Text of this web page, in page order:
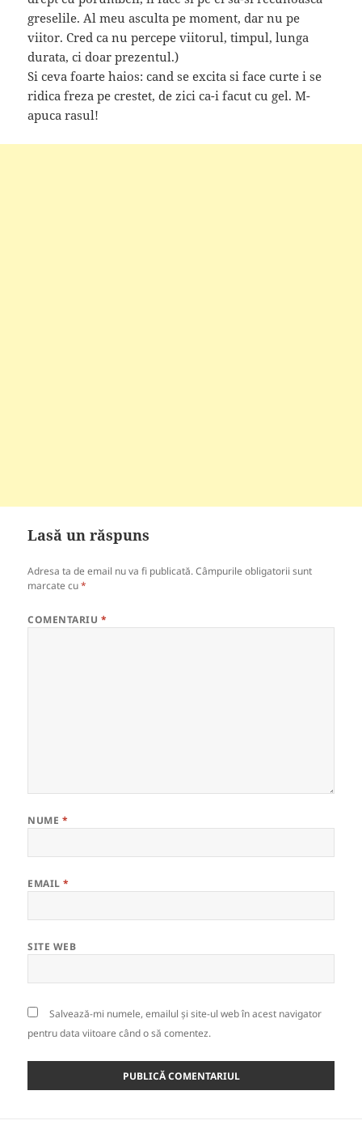
greselile. Al meu asculta pe moment, dar nu pe
viitor. Cred ca nu percepe viitorul, timpul, lunga
durata, ci doar prezentul.)
Si ceva foarte haios: cand se excita si face curte i se
ridica freza pe crestet, de zici ca-i facut cu gel. M-
apuca rasul!
Lasă un răspuns
Adresa ta de email nu va fi publicată. Câmpurile obligatorii sunt
marcate cu*
COMENTARIU *
NUME *
EMAIL*
SITE WEB
Salvează-mi numele, emailul și site-ul web în acest navigator
pentru data viitoare când o să comentez.